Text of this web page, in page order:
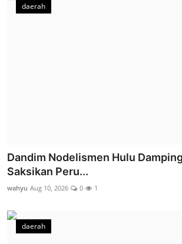
daerah
Dandim Nodelismen Hulu
Saksikan Peru...
wahyu Aug 10, 2026 0 1
daerah